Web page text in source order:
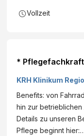
Vollzeit
*
KRH Klinikum
Benefits: von
hin zur
Details zu unseren
Pflege beginnt hier:…